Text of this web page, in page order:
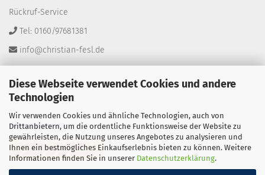
Diese Webseite verwendet Cookies und andere
Technologien
Wir verwenden Cookies und ähnliche Technologien, auch von
Drittanbietern, um die ordentliche Funktionsweise der Website zu
gewährleisten, die Nutzung unseres Angebotes zu analysieren und
Ihnen ein bestmögliches Einkaufserlebnis bieten zu können. Weitere
Informationen finden Sie in unserer Datenschutzerklärung.
Rückruf-Service
Tel: 0160/97681381
info@christian-fesl.de
Versandpartner